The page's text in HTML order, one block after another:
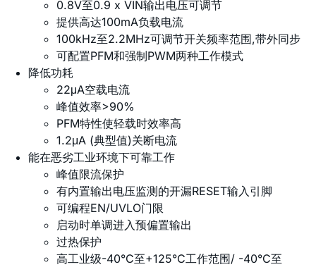
0.8V至0.9 x VIN输出电压可调节
提供高达100mA负载电流
100kHz至2.2MHz可调节开关频率范围,带外同步
可配置PFM和强制PWM两种工作模式
降低功耗
22μA空载电流
峰值效率>90%
PFM特性使轻载时效率高
1.2μA (典型值)关断电流
能在恶劣工业环境下可靠工作
峰值限流保护
有内置输出电压监测的开漏RESET输入引脚
可编程EN/UVLO门限
启动时单调进入预偏置输出
过热保护
高工业级-40°C至+125°C工作范围/ -40°C至